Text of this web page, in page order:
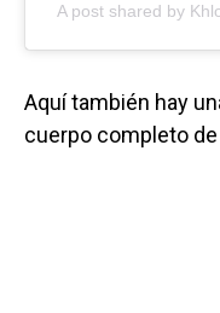
A post shared by
Aquí también hay
cuerpo completo de